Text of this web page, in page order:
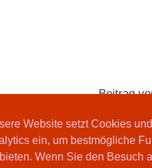
Website setzt Cookies
ein, um bestmögliche
Wenn Sie den Besuch
Beitrag
AVIVA-